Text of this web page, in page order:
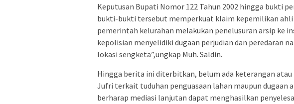
Keputusan Bupati Nomor 122 Tahun 2002 hingga bukti
bukti-bukti tersebut memperkuat klaim kepemilikan ahli
pemerintah kelurahan melakukan penelusuran arsip ke
kepolisian menyelidiki dugaan perjudian dan peredaran
lokasi sengketa”,ungkap Muh. Saldin.
Hingga berita ini diterbitkan, belum ada keterangan
Jufri terkait tuduhan penguasaan lahan maupun dugaan
berharap mediasi lanjutan dapat menghasilkan